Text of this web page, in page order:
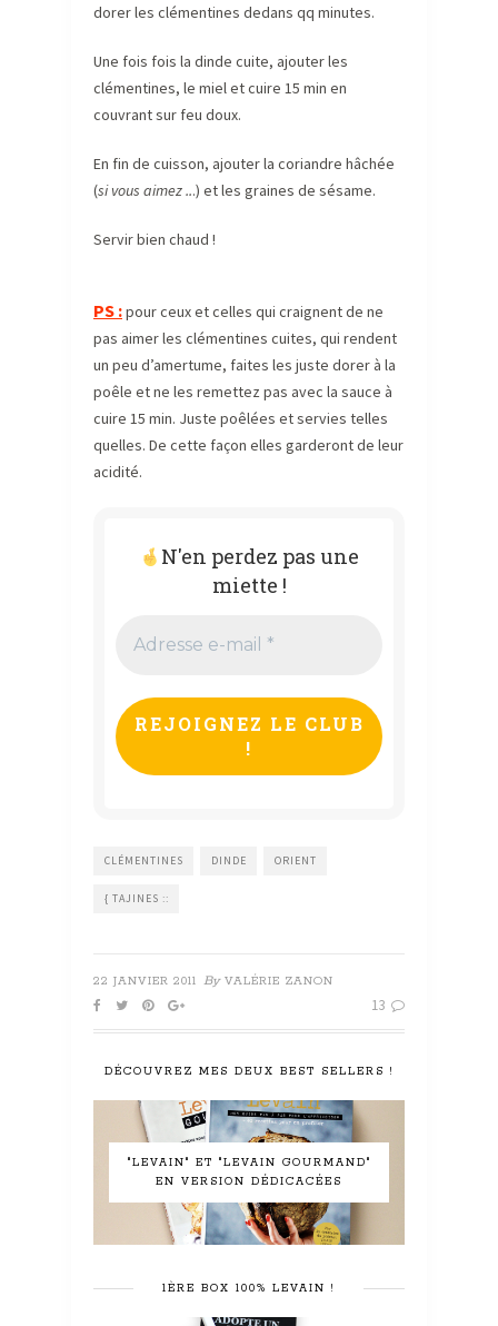
dorer les clémentines dedans qq minutes.
Une fois fois la dinde cuite, ajouter les
clémentines, le miel et cuire 15 min en
couvrant sur feu doux.
En fin de cuisson, ajouter la coriandre hâchée
(si vous aimez ...) et les graines de sésame.
Servir bien chaud !
PS :pour ceux et celles qui craignent de ne
pas aimer les clémentines cuites, qui rendent
un peu d’amertume, faites les juste dorer à la
poêle et ne les remettez pas avec la sauce à
cuire 15 min. Juste poêlées et servies telles
quelles. De cette façon elles garderont de leur
acidité.
N'en perdez pas une
miette !
e-
*
CLÉMENTINES DINDE ORIENT
{ TAJINES ::
22 JANVIER 2011 By VALÉRIE ZANON
13
DÉCOUVREZ MES DEUX BEST SELLERS !
"LEVAIN" ET "LEVAIN GOURMAND"
EN VERSION DÉDICACÉES
1ÈRE BOX 100% LEVAIN !